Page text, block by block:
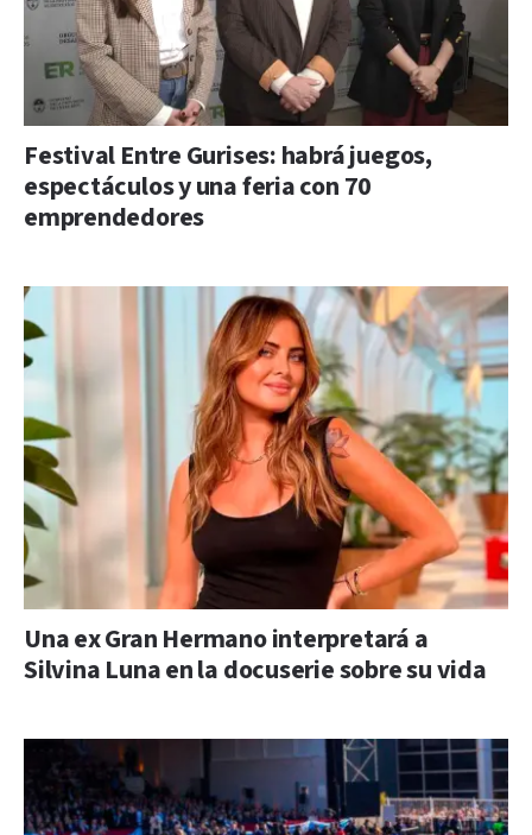
Festival Entre Gurises: habrá juegos,
espectáculos y una feria con 70
emprendedores
Una ex Gran Hermano interpretará a
Silvina Luna en la docuserie sobre su vida